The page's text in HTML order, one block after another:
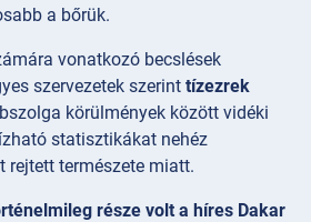
a bőrük.
vonatkozó becslések
szervezetek szerint tízezrek
körülmények között vidéki
statisztikákat nehéz
rejtett természete miatt.
része volt a híres Dakar